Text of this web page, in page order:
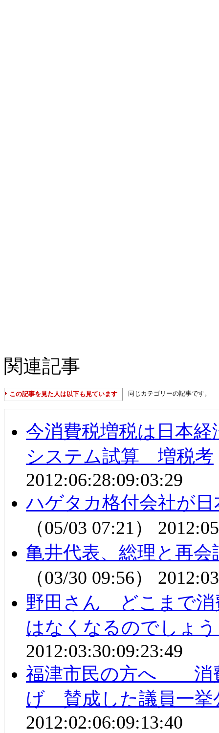
関連記事
この記事を見た人は以下も見ています 同じカテゴリーの記事です。
今消費税増税は日本
システム試算 増税考
2012:06:28:09:03:29
ハゲタカ格付会社が
（05/03 07:21）
亀井代表、総理と再
（03/30 09:56）
野田さん どこまで消
はなくなるのでし
2012:03:30:09:23:49
福津市民の方へ 消
げ 賛成した議員一挙
2012:02:06:09:13:40